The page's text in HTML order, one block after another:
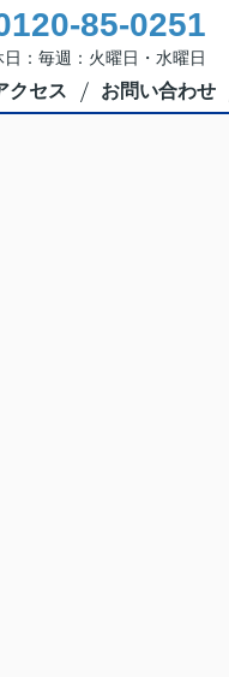
85-0251
：毎週：火曜日・水曜日
クセス お問い合わせ